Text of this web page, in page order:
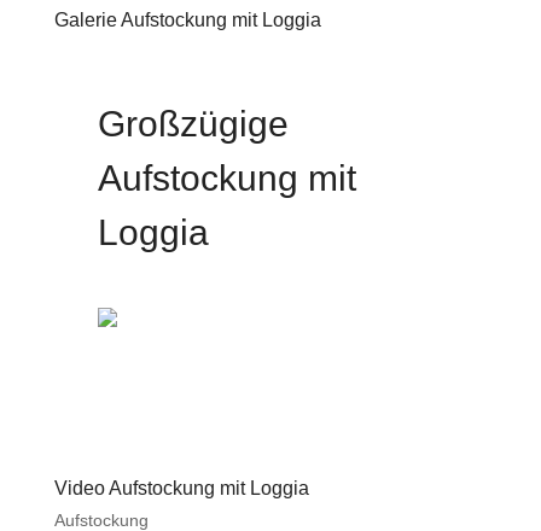
Galerie Aufstockung mit Loggia
Großzügige
Aufstockung mit
Loggia
Video Aufstockung mit Loggia
Aufstockung